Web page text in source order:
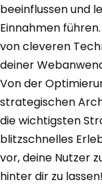
beeinflussen und
Einnahmen
von cleveren
deiner
Von der
strategischen
die wichtigsten
blitzschnelles
vor, deine Nutzer
hinter dir zu lassen!